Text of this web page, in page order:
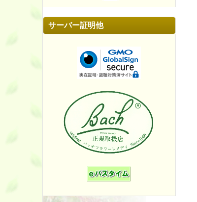
サーバー証明他